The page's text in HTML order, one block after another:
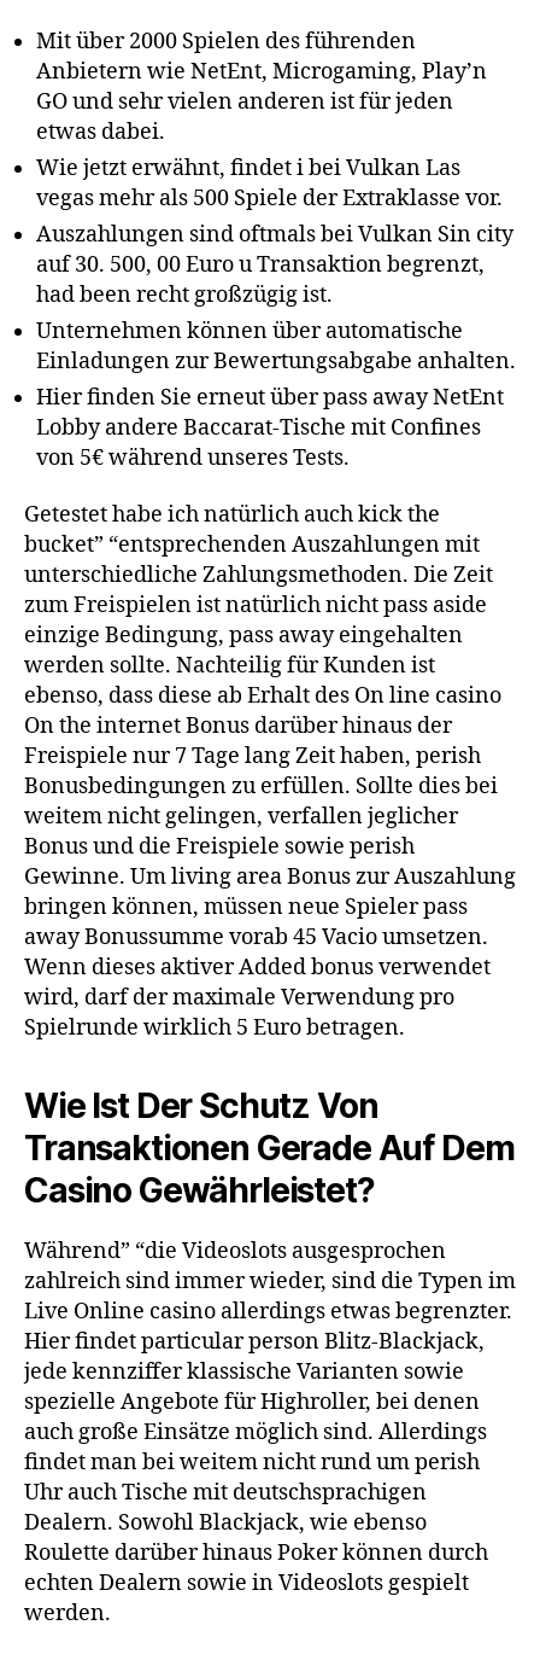
Mit über 2000 Spielen des führenden
Anbietern wie NetEnt, Microgaming, Play’n
GO und sehr vielen anderen ist für jeden
etwas dabei.
Wie jetzt erwähnt, findet i bei Vulkan Las
vegas mehr als 500 Spiele der Extraklasse vor.
Auszahlungen sind oftmals bei Vulkan Sin city
auf 30. 500, 00 Euro u Transaktion begrenzt,
had been recht großzügig ist.
Unternehmen können über automatische
Einladungen zur Bewertungsabgabe anhalten.
Hier finden Sie erneut über pass away NetEnt
Lobby andere Baccarat-Tische mit Confines
von 5€ während unseres Tests.
Getestet habe ich natürlich auch kick the
bucket” “entsprechenden Auszahlungen mit
unterschiedliche Zahlungsmethoden. Die Zeit
zum Freispielen ist natürlich nicht pass aside
einzige Bedingung, pass away eingehalten
werden sollte. Nachteilig für Kunden ist
ebenso, dass diese ab Erhalt des On line casino
On the internet Bonus darüber hinaus der
Freispiele nur 7 Tage lang Zeit haben, perish
Bonusbedingungen zu erfüllen. Sollte dies bei
weitem nicht gelingen, verfallen jeglicher
Bonus und die Freispiele sowie perish
Gewinne. Um living area Bonus zur Auszahlung
bringen können, müssen neue Spieler pass
away Bonussumme vorab 45 Vacio umsetzen.
Wenn dieses aktiver Added bonus verwendet
wird, darf der maximale Verwendung pro
Spielrunde wirklich 5 Euro betragen.
Wie Ist Der Schutz Von
Transaktionen Gerade Auf Dem
Casino Gewährleistet?
Während” “die Videoslots ausgesprochen
zahlreich sind immer wieder, sind die Typen im
Live Online casino allerdings etwas begrenzter.
Hier findet particular person Blitz-Blackjack,
jede kennziffer klassische Varianten sowie
spezielle Angebote für Highroller, bei denen
auch große Einsätze möglich sind. Allerdings
findet man bei weitem nicht rund um perish
Uhr auch Tische mit deutschsprachigen
Dealern. Sowohl Blackjack, wie ebenso
Roulette darüber hinaus Poker können durch
echten Dealern sowie in Videoslots gespielt
werden.